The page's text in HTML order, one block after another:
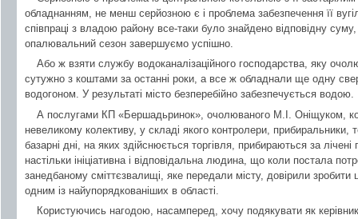
обладнанням, не менш серйозною є і проблема забезпечення її
співпраці з владою району все-таки було знайдено відповідну
опалювальний сезон завершуємо успішно.
Або ж взяти службу водоканалізаційного господарства, яку
сутужно з коштами за останні роки, а все ж обладнали ще одну
водогоном. У результаті місто безперебійно забезпечується водою.
А послугами КП «Бершадьринок», очолюваного М.І. Оніщуком,
невеликому колективу, у складі якого контролери,
базарні дні, на яких здійснюється торгівля, прибираються за
настільки ініціативна і відповідальна людина, що коли постала
занедбаному сміттєзвалищі, яке передали місту, довірили
одним із найупорядкованіших в області.
Користуючись нагодою, насамперед, хочу подякувати як